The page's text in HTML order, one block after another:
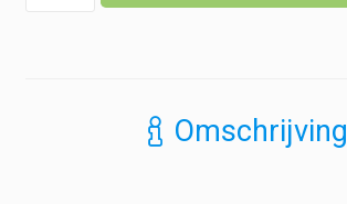
Omschrijving